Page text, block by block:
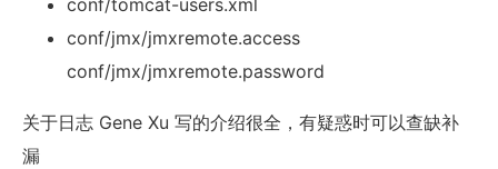
conf/tomcat-users.xml
conf/jmx/jmxremote.access
conf/jmx/jmxremote.password
关于日志 Gene Xu 写的介绍很全，有疑惑时可以查缺补
漏